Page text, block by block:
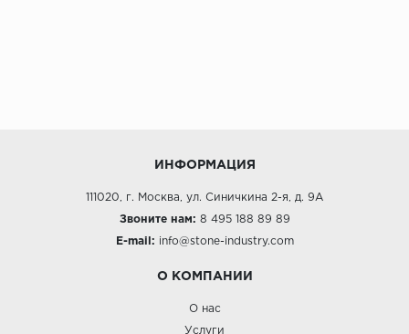
ИНФОРМАЦИЯ
111020, г. Москва, ул. Синичкина 2-я, д. 9А
Звоните нам: 8 495 188 89 89
E-mail: info@stone-industry.com
О КОМПАНИИ
О нас
Услуги